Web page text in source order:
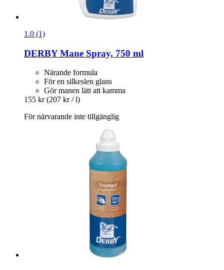
1.0 (1)
DERBYMane Spray, 750 ml
Närande formula
För en silkeslen glans
Gör manen lätt att kamma
155 kr (207 kr / l)
För närvarande inte tillgänglig